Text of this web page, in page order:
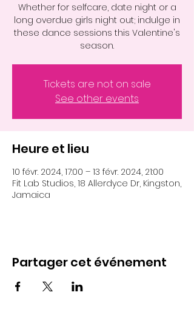
Whether for selfcare, date night or a
long overdue girls night out; indulge in
these dance sessions this Valentine's
season.
Tickets are not on sale
See other events
Heure et lieu
10 févr. 2024, 17:00 – 13 févr. 2024, 21:00
Fit Lab Studios, 18 Allerdyce Dr, Kingston,
Jamaica
Partager cet événement